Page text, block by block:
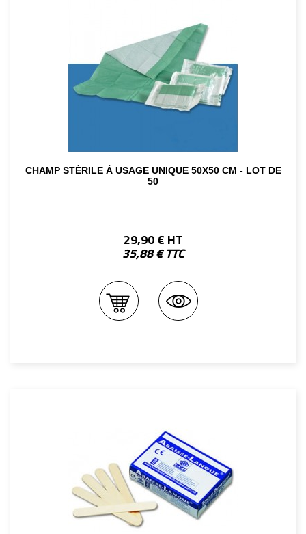
CHAMP STÉRILE À USAGE UNIQUE 50X50 CM - LOT DE
50
29,90 € HT
35,88 € TTC